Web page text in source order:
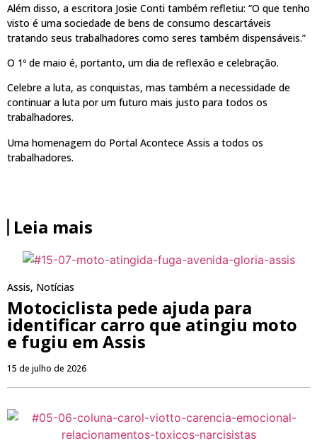
Além disso, a escritora Josie Conti também refletiu: “O que tenho
visto é uma sociedade de bens de consumo descartáveis
tratando seus trabalhadores como seres também dispensáveis.”
O 1º de maio é, portanto, um dia de reflexão e celebração.
Celebre a luta, as conquistas, mas também a necessidade de
continuar a luta por um futuro mais justo para todos os
trabalhadores.
Uma homenagem do Portal Acontece Assis a todos os
trabalhadores.
Leia mais
Assis, Notícias
Motociclista pede ajuda para
identificar carro que atingiu moto
e fugiu em Assis
15 de julho de 2026